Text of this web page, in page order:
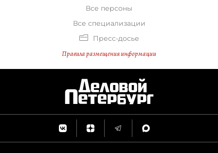
Все персоны
Все специализации
Пресс-досье
Правила размещения информации